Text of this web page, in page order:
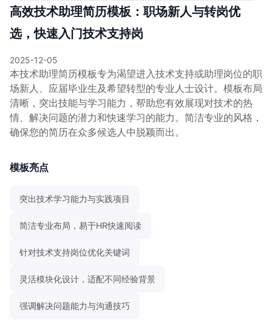
高效技术助理简历模板：职场新人与转岗优
选，快速入门技术支持岗
2025-12-05
本技术助理简历模板专为渴望进入技术支持或助理岗位的职
场新人、应届毕业生及希望转型的专业人士设计。模板布局
清晰，突出技能与学习能力，帮助您有效展现对技术的热
情、解决问题的潜力和快速学习的能力。简洁专业的风格，
确保您的简历在众多候选人中脱颖而出。
模板亮点
突出技术学习能力与实践项目
简洁专业布局，易于HR快速阅读
针对技术支持岗位优化关键词
灵活模块化设计，适配不同经验背景
强调解决问题能力与沟通技巧